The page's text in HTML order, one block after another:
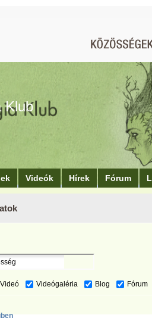
Klub
Videók Hírek Fórum
Videó Videógaléria Blog Fórum